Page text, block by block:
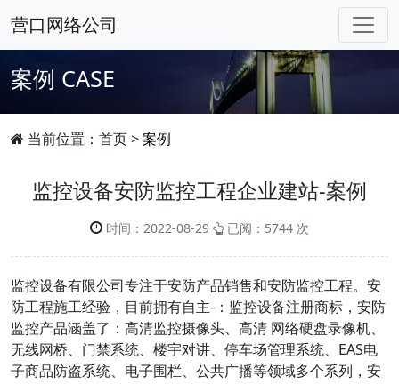
营口网络公司
案例 CASE
当前位置： 首页>案例
​监控设备安防监控工程企业建站-案例
时间：2022-08-29 已阅：5744 次
监控设备有限公司专注于安防产品销售和安防监控工程。安
防工程施工经验，目前拥有自主-：监控设备注册商标，安防
监控产品涵盖了：高清监控摄像头、高清 网络硬盘录像机、
无线网桥、门禁系统、楼宇对讲、停车场管理系统、EAS电
子商品防盗系统、电子围栏、公共广播等领域多个系列，安